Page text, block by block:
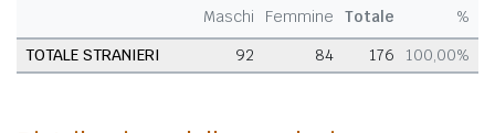
Maschi Femmine Totale
%
TOTALE STRANIERI
92 84 176 100,00%